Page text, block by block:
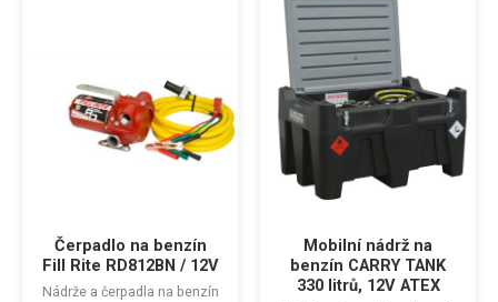
Čerpadlo na benzín
Fill Rite RD812BN / 12V
Nádrže a čerpadla na benzín
Mobilní nádrž na
benzín CARRY TANK
330 litrů, 12V ATEX